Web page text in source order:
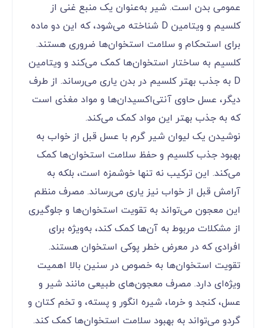
عمومی بدن است. شیر به‌عنوان یک منبع غنی از
کلسیم و ویتامین D شناخته می‌شود، که این دو ماده
برای استحکام و سلامت استخوان‌ها ضروری هستند.
کلسیم به ساختار استخوان‌ها کمک می‌کند و ویتامین
D به جذب بهتر کلسیم در بدن یاری می‌رساند. از طرف
دیگر، عسل حاوی آنتی‌اکسیدان‌ها و مواد مغذی است
که به جذب بهتر این مواد کمک می‌کند.
نوشیدن یک لیوان شیر گرم با عسل قبل از خواب به
بهبود جذب کلسیم و حفظ سلامت استخوان‌ها کمک
می‌کند. این ترکیب نه تنها خوشمزه است، بلکه به
آرامش قبل از خواب نیز یاری می‌رساند. مصرف منظم
این معجون می‌تواند به تقویت استخوان‌ها و جلوگیری
از مشکلات مربوط به آن‌ها کمک کند، به‌ویژه برای
افرادی که در معرض خطر پوکی استخوان هستند.
تقویت استخوان‌ها به خصوص در سنین بالا اهمیت
ویژه‌ای دارد. مصرف معجون‌های طبیعی مانند شیر و
عسل، کنجد و خرما، شیره انگور و پسته، و تخم کتان و
گردو می‌تواند به بهبود سلامت استخوان‌ها کمک کند.